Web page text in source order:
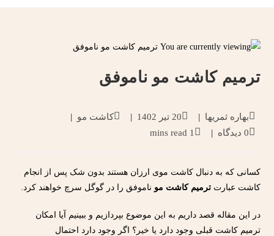
ترمیم کاشت مو ناموفق
بهاره ثمریها 20 تیر 1402
کاشت مو
0 دیدگاه
1 mins read
کسانی که به دنبال کاشت موی ارزان هستند بدون شک پس از انجام
کاشت عبارتترمیم کاشت مو ناموفق را در گوگل سرچ خواهند کرد.
در این مقاله قصد داریم به این موضوع بپردازیم و ببینیم آیا امکان
ترمیم کاشت قبلی وجود دارد یا خیر؟ اگر وجود دارد احتمال